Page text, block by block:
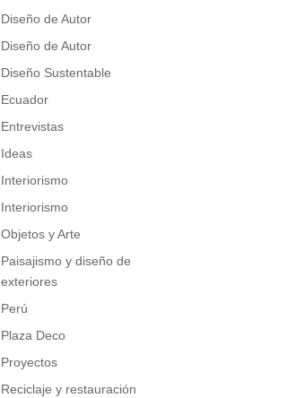
Diseño de Autor
Diseño de Autor
Diseño Sustentable
Ecuador
Entrevistas
Ideas
Interiorismo
Interiorismo
Objetos y Arte
Paisajismo y diseño de
exteriores
Perú
Plaza Deco
Proyectos
Reciclaje y restauración